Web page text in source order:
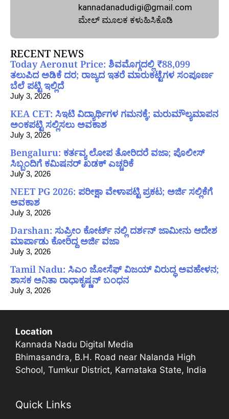
kannadanadudigi@gmail.com
ಮೇಲ್‌ ಮೂಲಕ ಕಳುಹಿಸಿಕೊಡಿ
RECENT NEWS
Today Aeronut Price: ಶಿವಮೊಗ್ಗದಲ್ಲಿ ₹88,099
ತಲುಪಿದ ಅಡಿಕೆ ದರ; ರಾಜ್ಯದ ಇತರೆ ಮಾರುಕಟ್ಟೆಗಳ ಸಂಪೂರ್ಣ
ಬೆಲೆ ಪಟ್ಟಿ ಇಲ್ಲಿದೆ
July 3, 2026
KEA CET: ಸಿಇಟಿ ವಿದ್ಯಾರ್ಥಿಗಳ ಗಮನಕ್ಕೆ; ಮರುಮೌಲ್ಯಮಾಪನ
ಅಂಕಪಟ್ಟಿ ಸಲ್ಲಿಸಲು ಅವಕಾಶ
July 3, 2026
Bengaluru: ಕರ್ತವ್ಯ ಲೋಪ ತೋರಿದರೆ ವಜಾ; ಪೊಲೀಸ್
ಸಿಬ್ಬಂದಿಗೆ ಕಮಿಷನರ್ ಖಡಕ್ ಎಚ್ಚರಿಕೆ
July 3, 2026
NEET PG 2026: ಪರೀಕ್ಷಾ ವೇಳಾಪಟ್ಟಿ ಪ್ರಕಟ; ಅರ್ಜಿ ಸಲ್ಲಿಕೆಗೆ
ಅವಕಾಶ
July 3, 2026
Darshan: ಸುಪ್ರೀಂ ಕೋರ್ಟ್ ನಲ್ಲಿ ದರ್ಶನ್ ಜಾಮೀನು ಆದೇಶ
ಮಾರ್ಪಾಡು ಕೋರಿದ್ದ ಅರ್ಜಿ ವಜಾ
July 3, 2026
Tamil Nadu: ಸಿಎಂ ಜೋಸೆಫ್ ವಿಜಯ್ ವಿರುದ್ಧ ಅವಹೇಳನ;
ಶಾಸಕ ಅನಿತಾ ರಾಧಾಕೃಷ್ಣನ್ ಬಂಧನ
July 3, 2026
Location
Kannada Nadu Digital Media
Bhimasandra, B.H. Road near Nalanda High
School, Tumkur District, Karnataka State, India
Quick Links